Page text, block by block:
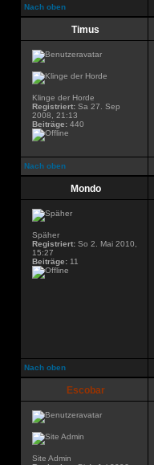
Nach oben
Timus
Klinge der Horde
Registriert: Sa 27. Sep
2008, 21:13
Beiträge: 440
Nach oben
Mondo
Späher
Registriert: So 2. Mai 2010,
15:27
Beiträge: 11
Nach oben
Escobar
Site Admin